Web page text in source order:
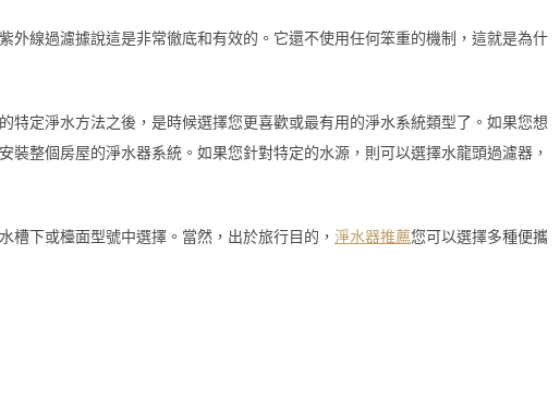
外線過濾據說這是非常徹底和有效的。它還不使用任何笨重的機制，這就是為什
特定淨水方法之後，是時候選擇您更喜歡或最有用的淨水系統類型了。如果您想
裝整個房屋的淨水器系統。如果您針對特定的水源，則可以選擇水龍頭過濾器，
槽下或檯面型號中選擇。當然，出於旅行目的， 淨水器推薦您可以選擇多種便攜